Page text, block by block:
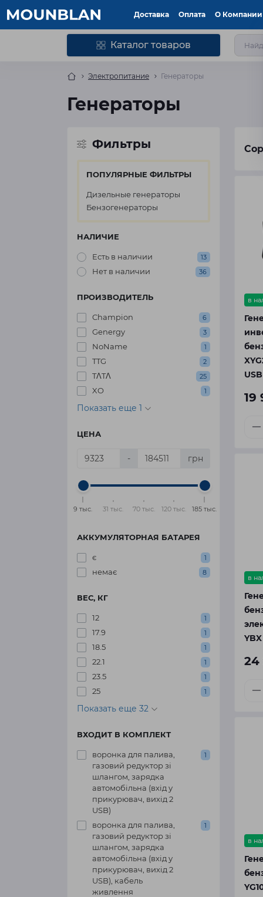
Доставка Оплата О Компании
Каталог товаров
Электропитание Генераторы
Генераторы
Фильтры
ПОПУЛЯРНЫЕ ФИЛЬТРЫ
Дизельные генераторы
Бензогенераторы
НАЛИЧИЕ
Есть в наличии 13
Нет в наличии 36
ПРОИЗВОДИТЕЛЬ
Champion 6
Genergy 3
NoName 1
TTG 2
TΛTΛ 25
XO 1
Показать еще 1
ЦЕНА
- грн
9 тыс. 31 тыс. 70 тыс. 120 тыс. 185 тыс.
АККУМУЛЯТОРНАЯ БАТАРЕЯ
є 1
немає 8
ВЕС, КГ
12 1
17.9 1
18.5 1
22.1 1
23.5 1
25 1
Показать еще 32
ВХОДИТ В КОМПЛЕКТ
воронка для палива,
газовий редуктор зі
шлангом, зарядка
автомобільна (вхід у
прикурювач, вихід 2
USB)
1
воронка для палива,
газовий редуктор зі
шлангом, зарядка
автомобільна (вхід у
прикурювач, вихід 2
USB), кабель
живлення
1
в
19
в
24
в